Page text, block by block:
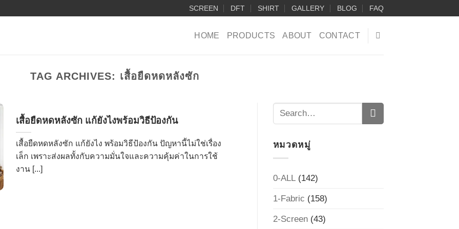
SCREEN DFT SHIRT GALLERY BLOG FAQ
HOME PRODUCTS ABOUT CONTACT
TAG ARCHIVES: เสื้อยืดหดหลังซัก
เสื้อยืดหดหลังซัก แก้ยังไงพร้อมวิธีป้องกัน
เสื้อยืดหดหลังซัก แก้ยังไง พร้อมวิธีป้องกัน ปัญหานี้ไม่ใช่เรื่อง
เล็ก เพราะส่งผลทั้งกับความมั่นใจและความคุ้มค่าในการใช้
งาน [...]
หมวดหมู่
0-ALL(142)
1-Fabric (158)
2-Screen(43)